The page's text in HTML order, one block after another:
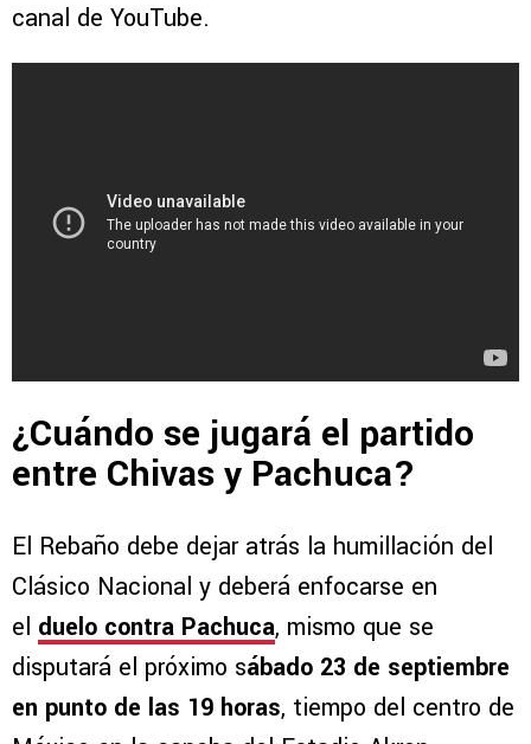
canal de YouTube.
¿Cuándo se jugará el partido
entre Chivas y Pachuca?
El Rebaño debe dejar atrás la humillación del
Clásico Nacional y deberá enfocarse en
el duelo contra Pachuca, mismo que se
disputará el próximo sábado 23 de septiembre
en punto de las 19 horas, tiempo del centro de